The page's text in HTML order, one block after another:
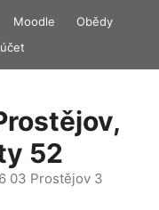
Moodle
Obědy
52
03 Prostějov 3